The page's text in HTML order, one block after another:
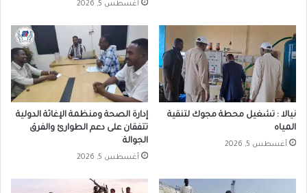
أغسطس 5, 2026
نيالا : تشغيل محطة مجوك لتنقية
المياه
أغسطس 5, 2026
إدارة الصحة ومنظمة الإغاثة الدولية
تتفقان على دعم الطوارئ والفرق
الجوالة
أغسطس 5, 2026